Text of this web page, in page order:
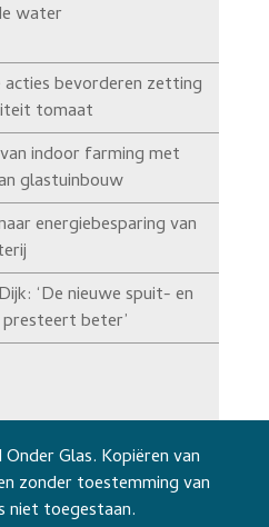
water
acties bevorderen zetting
tomaat
indoor farming met
glastuinbouw
energiebesparing van
‘De nieuwe spuit- en
beter’
Glas. Kopiëren van
zonder toestemming van
niet toegestaan.